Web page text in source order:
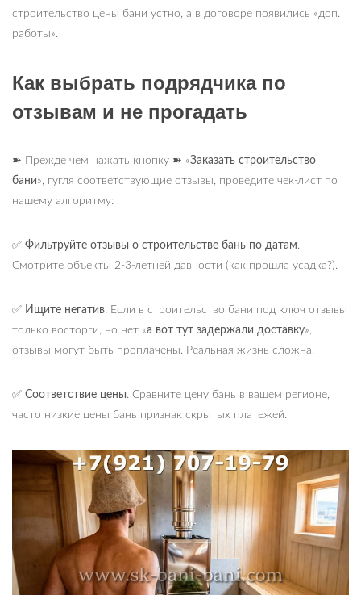
строительство цены бани устно, а в договоре появились «доп.
работы».
Как выбрать подрядчика по
отзывам и не прогадать
➽ Прежде чем нажать кнопку ➽ «Заказать строительство
бани», гугля соответствующие отзывы, проведите чек-лист по
нашему алгоритму:
✅ Фильтруйте отзывы о строительстве бань по датам.
Смотрите объекты 2-3-летней давности (как прошла усадка?).
✅ Ищите негатив. Если в строительство бани под ключ отзывы
только восторги, но нет «а вот тут задержали доставку»,
отзывы могут быть проплачены. Реальная жизнь сложна.
✅ Соответствие цены. Сравните цену бань в вашем регионе,
часто низкие цены бань признак скрытых платежей.